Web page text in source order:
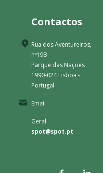
Contactos
Rua dos Aventureiros,
nº19B
Parque das Nações
1990-024 Lisboa -
Portugal
Email
Geral:
spot@spot.pt